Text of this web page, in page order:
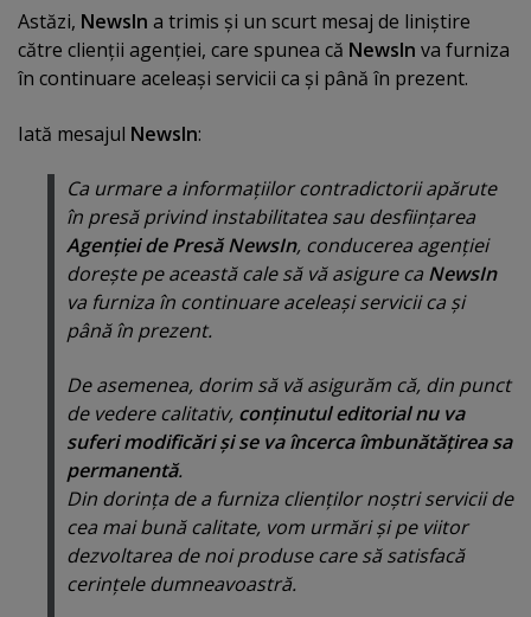
Astăzi, NewsIn a trimis şi un scurt mesaj de liniştire
către clienţii agenţiei, care spunea că NewsIn va furniza
în continuare aceleaşi servicii ca şi până în prezent.
Iată mesajul NewsIn:
Ca urmare a informaţiilor contradictorii apărute
în presă privind instabilitatea sau desfiinţarea
Agenţiei de Presă NewsIn, conducerea agenţiei
doreşte pe această cale să vă asigure ca NewsIn
va furniza în continuare aceleaşi servicii ca şi
până în prezent.
De asemenea, dorim să vă asigurăm că, din punct
de vedere calitativ, conţinutul editorial nu va
suferi modificări şi se va încerca îmbunătăţirea sa
permanentă.
Din dorinţa de a furniza clienţilor noştri servicii de
cea mai bună calitate, vom urmări şi pe viitor
dezvoltarea de noi produse care să satisfacă
cerinţele dumneavoastră.